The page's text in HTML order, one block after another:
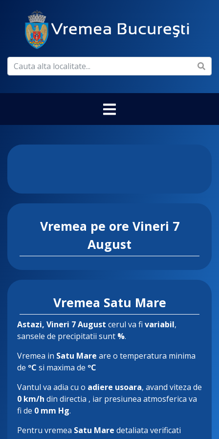
Vremea pe ore Vineri 7
August
Vremea Satu Mare
Astazi, Vineri 7 August cerul va fi variabil,
sansele de precipitatii sunt %.
Vremea in Satu Mare are o temperatura minima
de ºC si maxima de ºC
Vantul va adia cu o adiere usoara, avand viteza de
0 km/h din directia , iar presiunea atmosferica va
fi de 0 mm Hg.
Pentru vremea Satu Mare detaliata verificati